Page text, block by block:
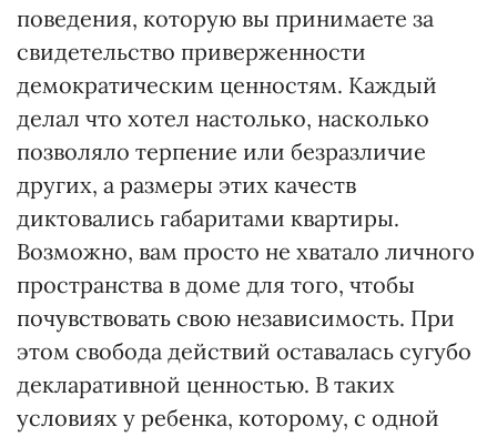
поведения, которую вы принимаете за
свидетельство приверженности
демократическим ценностям. Каждый
делал что хотел настолько, насколько
позволяло терпение или безразличие
других, а размеры этих качеств
диктовались габаритами квартиры.
Возможно, вам просто не хватало личного
пространства в доме для того, чтобы
почувствовать свою независимость. При
этом свобода действий оставалась сугубо
декларативной ценностью. В таких
условиях у ребенка, которому, с одной